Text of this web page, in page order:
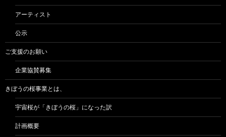
アーティスト
公示
ご支援のお願い
企業協賛募集
きぼうの桜事業とは、
宇宙桜が「きぼうの桜」になった訳
計画概要